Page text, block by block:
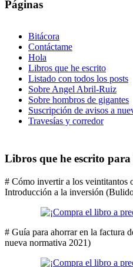
Páginas
Bitácora
Contáctame
Hola
Libros que he escrito
Listado con todos los posts
Sobre Angel Abril-Ruiz
Sobre hombros de gigantes
Suscripción de avisos a
Travesías y corredor
Libros que he escrito
# Cómo invertir a los veintitantos
Introducción a la inversión
# Guía para ahorrar en la factura
nueva normativa 2021)